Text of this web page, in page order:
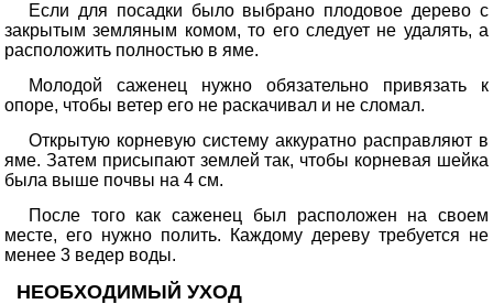
Если для посадки было выбрано плодовое дерево с
закрытым земляным комом, то его следует не удалять, а
расположить полностью в яме.
Молодой саженец нужно обязательно привязать к
опоре, чтобы ветер его не раскачивал и не сломал.
Открытую корневую систему аккуратно расправляют в
яме. Затем присыпают землей так, чтобы корневая шейка
была выше почвы на 4 см.
После того как саженец был расположен на своем
месте, его нужно полить. Каждому дереву требуется не
менее 3 ведер воды.
НЕОБХОДИМЫЙ УХОД